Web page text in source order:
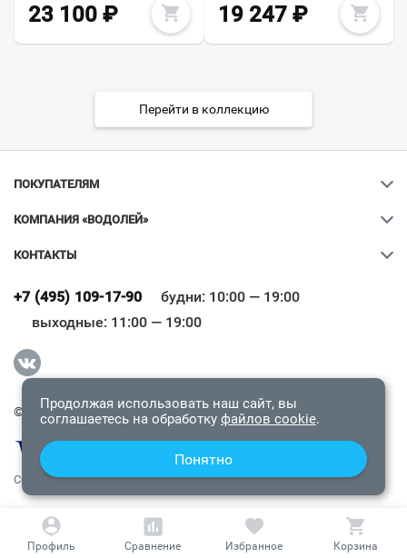
23 100 ₽ 19 247₽
Перейти в коллекцию
ПОКУПАТЕЛЯМ
КОМПАНИЯ «ВОДОЛЕЙ»
КОНТАКТЫ
+7 (495) 109-17-90
будни: 10:00 — 19:00
выходные: 11:00 — 19:00
© 2009-2026 «Водолей Онлайн». Все права защищены.
СОГЛАШЕНИЕ О КОНФИДЕНЦИАЛЬНОСТИ
Всё верно
Продолжая использовать наш сайт, вы
соглашаетесь на обработку файлов cookie.
Понятно